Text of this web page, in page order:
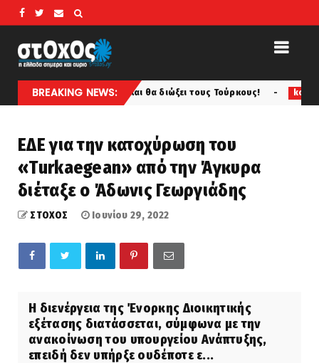
BREAKING NEWS:
θα γυμνωθεί και θα διώξει τους Τούρκους! koinonia
ΕΔΕ για την κατοχύρωση του
«Τurkaegean» από την Άγκυρα
διέταξε ο Άδωνις Γεωργιάδης
ΣΤΟΧΟΣ Ιουνίου 29, 2022
Η διενέργεια της Ένορκης Διοικητικής
εξέτασης διατάσσεται, σύμφωνα με την
ανακοίνωση του υπουργείου Ανάπτυξης,
επειδή δεν υπήρξε ουδέποτε ε...